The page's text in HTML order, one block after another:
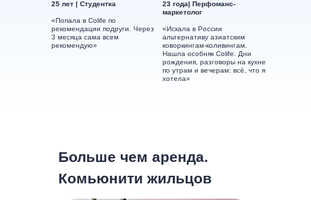
25 лет | Студентка
«Попала в Colife по
рекомендации подруги. Через
3 месяца сама всем
рекомендую»
23 года| Перфоманс-
маркетолог
«Искала в России
альтернативу азиатским
коворкингам-коливингам.
Нашла особняк Colife. Дни
рождения, разговоры на кухне
по утрам и вечерам: всё, что я
хотела»
Больше чем аренда.
Комьюнити жильцов